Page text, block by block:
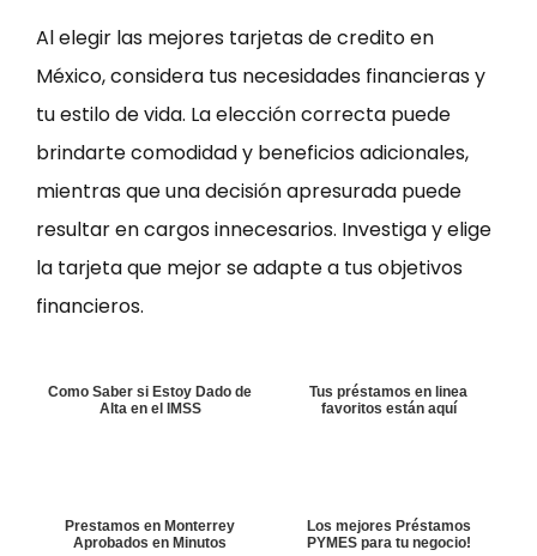
Al elegir las mejores tarjetas de credito en
México, considera tus necesidades financieras y
tu estilo de vida. La elección correcta puede
brindarte comodidad y beneficios adicionales,
mientras que una decisión apresurada puede
resultar en cargos innecesarios. Investiga y elige
la tarjeta que mejor se adapte a tus objetivos
financieros.
Como Saber si Estoy Dado de
Alta en el IMSS
Tus préstamos en linea
favoritos están aquí
Prestamos en Monterrey
Aprobados en Minutos
Los mejores Préstamos
PYMES para tu negocio!